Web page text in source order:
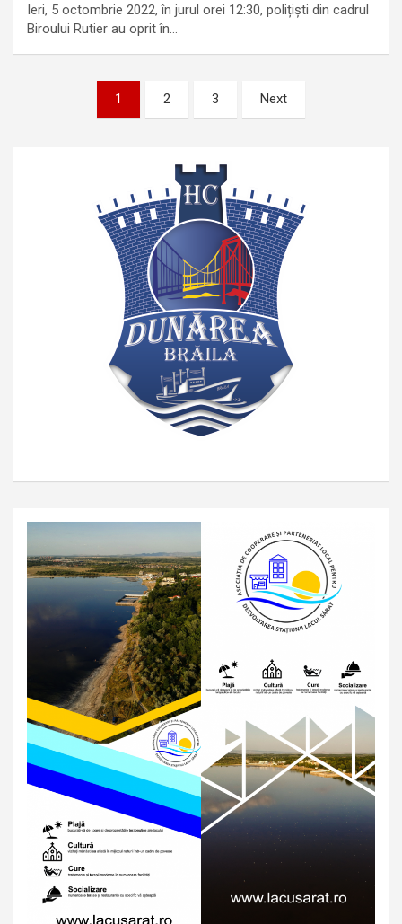
Ieri, 5 octombrie 2022, în jurul orei 12:30, polițiști din cadrul
Biroului Rutier au oprit în…
1 2 3 Next